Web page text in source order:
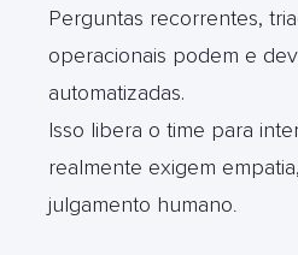
Perguntas recorrentes,
operacionais podem e
automatizadas.
Isso libera o time para
realmente exigem
julgamento humano.